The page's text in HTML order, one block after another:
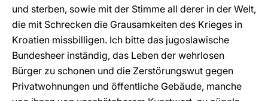
und sterben, sowie mit der Stimme all derer in der Welt,
die mit Schrecken die Grausamkeiten des Krieges in
Kroatien missbilligen. Ich bitte das jugoslawische
Bundesheer inständig, das Leben der wehrlosen
Bürger zu schonen und die Zerstörungswut gegen
Privatwohnungen und öffentliche Gebäude, manche